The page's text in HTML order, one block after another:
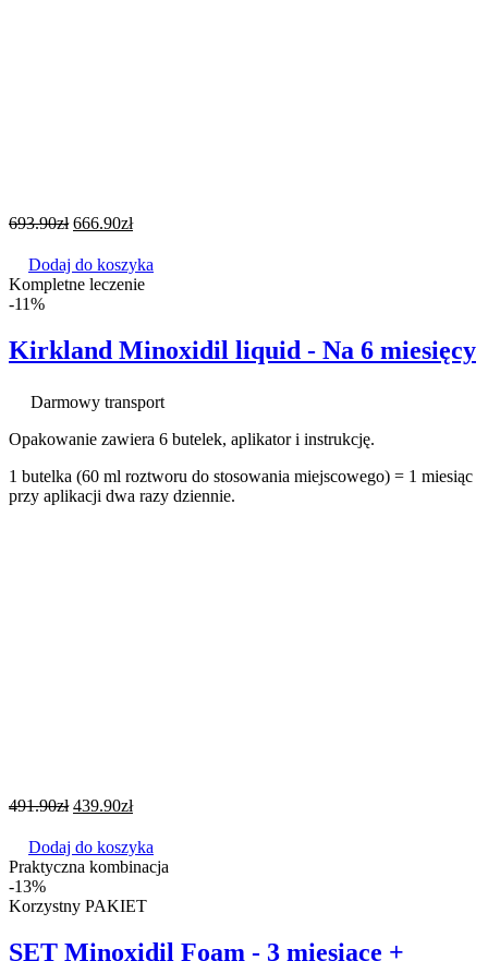
693.90zł 666.90zł
Dodaj do koszyka
Kompletne leczenie
-11%
Kirkland Minoxidil liquid - Na 6 miesięcy
Darmowy transport
Opakowanie zawiera 6 butelek, aplikator i instrukcję.
1 butelka (60 ml roztworu do stosowania miejscowego) = 1 miesiąc
przy aplikacji dwa razy dziennie.
491.90zł 439.90zł
Dodaj do koszyka
Praktyczna kombinacja
-13%
Korzystny PAKIET
SET Minoxidil Foam - 3 miesiące +